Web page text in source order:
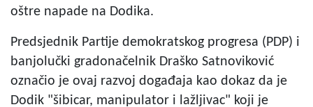
oštre napade na Dodika.
Predsjednik Partije demokratskog progresa (PDP) i
banjolučki gradonačelnik Draško Satnoviković
označio je ovaj razvoj događaja kao dokaz da je
Dodik "šibicar, manipulator i lažljivac" koji je